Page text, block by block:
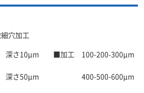
穴加工
深さ10μm ■加工 100-200-300μm
さ50μm 400-500-600μm